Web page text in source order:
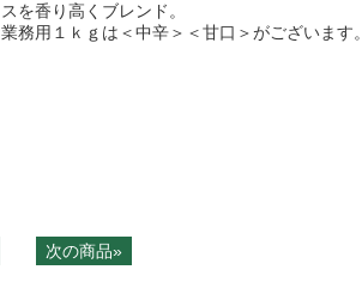
スを香り高くブレンド。
業務用１ｋｇは＜中辛＞＜甘口＞がございます。
次の商品»